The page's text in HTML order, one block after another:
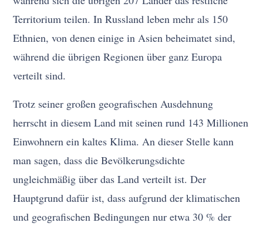
Territorium teilen. In Russland leben mehr als 150
Ethnien, von denen einige in Asien beheimatet sind,
während die übrigen Regionen über ganz Europa
verteilt sind.
Trotz seiner großen geografischen Ausdehnung
herrscht in diesem Land mit seinen rund 143 Millionen
Einwohnern ein kaltes Klima. An dieser Stelle kann
man sagen, dass die Bevölkerungsdichte
ungleichmäßig über das Land verteilt ist. Der
Hauptgrund dafür ist, dass aufgrund der klimatischen
und geografischen Bedingungen nur etwa 30 % der